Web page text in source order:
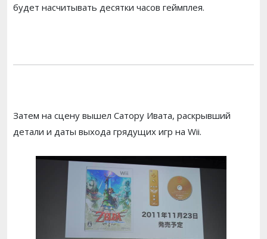
будет насчитывать десятки часов геймплея.
Затем на сцену вышел Сатору Ивата, раскрывший
детали и даты выхода грядущих игр на Wii.